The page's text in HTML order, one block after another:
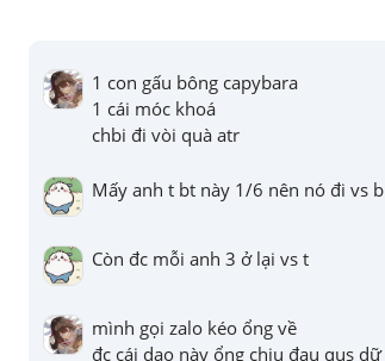
1 con gấu bông capybara
1 cái móc khoá
chbi đi vòi quà atr
Mấy anh t bt này 1/6 nên nó đi vs
Còn đc mỗi anh 3 ở lại vs t
mình gọi zalo kéo ổng về
đc cái dạo này ổng chịu đau qus